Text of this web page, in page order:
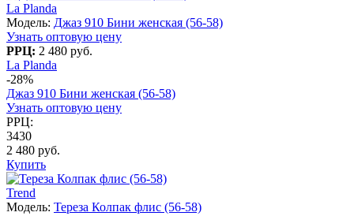
La Planda
Модель: Джаз 910 Бини женская (56-58)
Узнать оптовую цену
РРЦ: 2 480 руб.
La Planda
-28%
Джаз 910 Бини женская (56-58)
Узнать оптовую цену
РРЦ:
3430
2 480 руб.
Купить
Trend
Модель: Тереза Колпак флис (56-58)